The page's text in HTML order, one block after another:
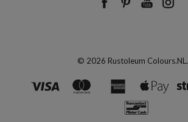
© 2026 Rustoleum Colours.NL.